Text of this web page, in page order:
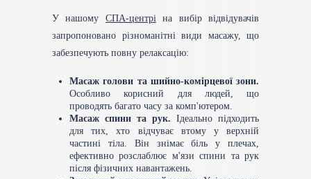
У нашому СПА-центріна вибір відвідувачів
запропоновано різноманітні види масажу, що
забезпечують повну релаксацію:
Масаж голови та шийно-комірцевої зони.
Особливо корисний для людей, що
проводять багато часу за комп'ютером.
Масаж спини та рук. Ідеально підходить
для тих, хто відчуває втому у верхній
частині тіла. Він знімає біль у плечах,
ефективно розслаблює м'язи спини та рук
після фізичних навантажень.